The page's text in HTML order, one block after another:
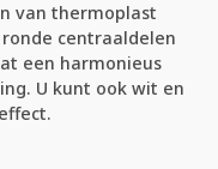
van thermoplast
centraaldelen
een harmonieus
U kunt ook wit en